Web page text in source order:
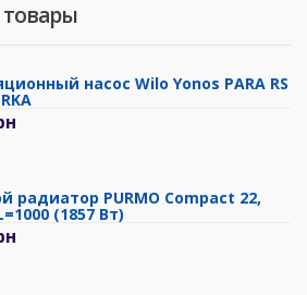
насос Wilo Yonos PARA RS
радиатор PURMO Compact 22,
(1857 Вт)